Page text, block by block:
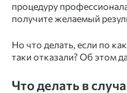
процедуру
получите желаемый
Но что делать, если по
таки отказали? Об этом
Что делать в